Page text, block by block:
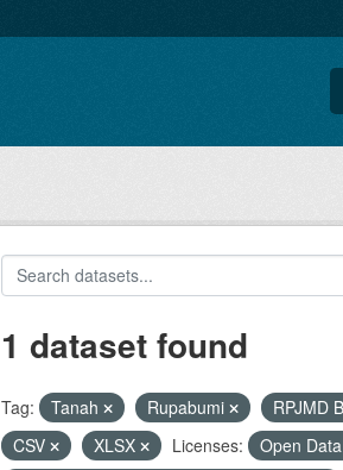
1 dataset found
Tag: Tanah Rupabumi RPJMD
CSV
XLSX Licenses: Open